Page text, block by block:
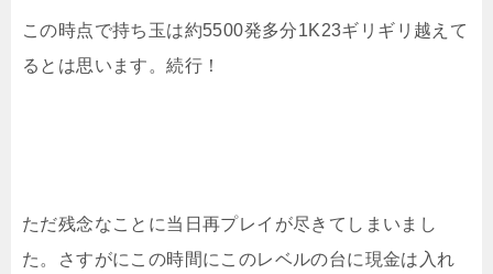
この時点で持ち玉は約5500発多分1K23ギリギリ越えて
るとは思います。続行！
ただ残念なことに当日再プレイが尽きてしまいまし
た。さすがにこの時間にこのレベルの台に現金は入れ